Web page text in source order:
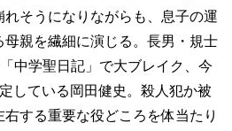
そうになりながらも、息子の運
親を繊細に演じる。長男・規士
中学聖日記」で大ブレイク、今
している岡田健史。殺人犯か被
する重要な役どころを体当たり